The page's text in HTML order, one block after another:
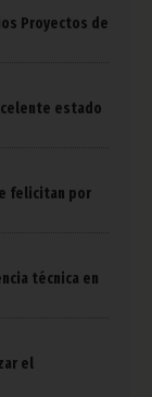
Proyectos de
estado
felicitan por
técnica en
el